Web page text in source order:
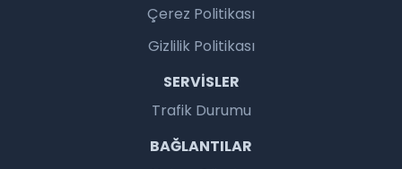
Çerez Politikası
Gizlilik Politikası
SERVISLER
Trafik Durumu
BAĞLANTILAR